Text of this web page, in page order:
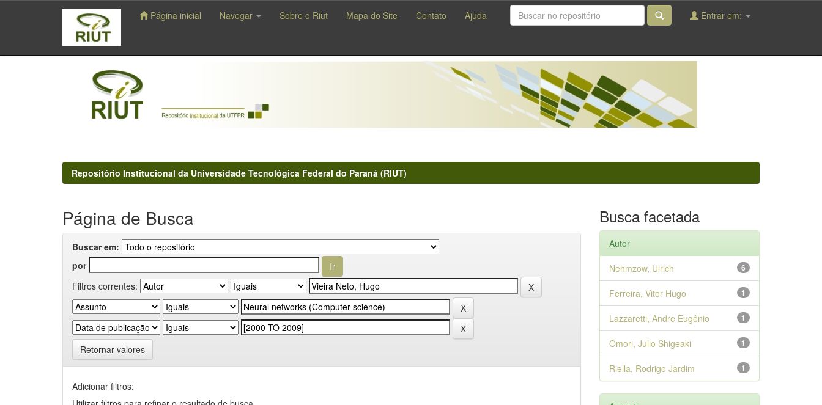
navigation
Página inicial Navegar Sobre o Riut Mapa do Site Contato Ajuda Entrar em:
Repositório Institucional da Universidade Tecnológica Federal do Paraná (RIUT)
Página de Busca
Buscar em:
por
Filtros correntes:
Retornar valores
Adicionar filtros:
Busca facetada
Autor
6
Nehmzow, Ulrich
1
Ferreira, Vitor Hugo
1
Lazzaretti, Andre Eugênio
1
Omori, Julio Shigeaki
1
Riella, Rodrigo Jardim